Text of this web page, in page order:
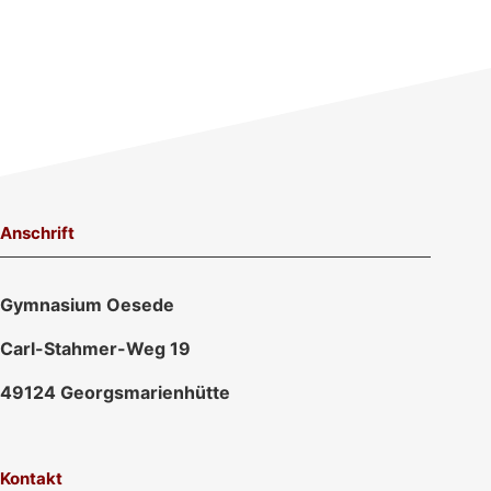
Anschrift
Gymnasium Oesede
Carl-Stahmer-Weg 19
49124 Georgsmarienhütte
Kontakt